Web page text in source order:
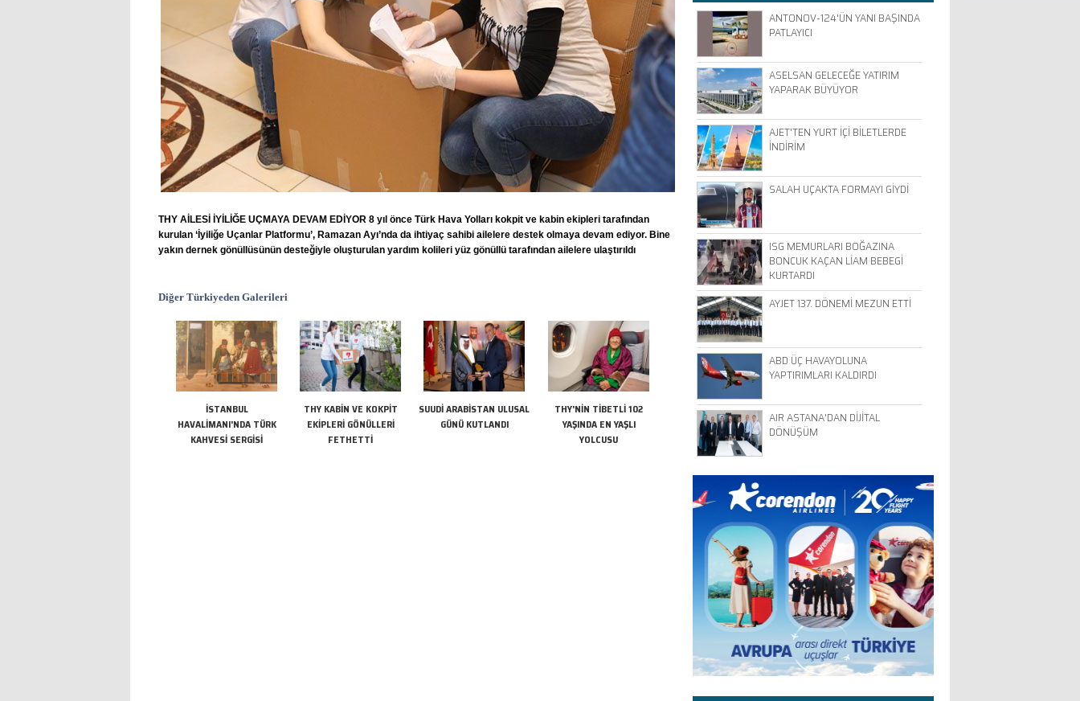
THY AİLESİ İYİLİĞE UÇMAYA DEVAM EDİYOR 8 yıl önce Türk Hava Yolları kokpit ve kabin ekipleri tarafından
kurulan ‘İyiliğe Uçanlar Platformu’, Ramazan Ayı’nda da ihtiyaç sahibi ailelere destek olmaya devam ediyor. Bine
yakın dernek gönüllüsünün desteğiyle oluşturulan yardım kolileri yüz gönüllü tarafından ailelere ulaştırıldı
Diğer Türkiyeden Galerileri
İSTANBUL
HAVALİMANI'NDA TÜRK
KAHVESİ SERGİSİ
THY KABİN VE KOKPİT
EKİPLERİ GÖNÜLLERİ
FETHETTİ
SUUDİ ARABİSTAN ULUSAL
GÜNÜ KUTLANDI
THY'NİN TİBETLİ 102
YAŞINDA EN YAŞLI
YOLCUSU
ANTONOV-124'ÜN YANI BAŞINDA
PATLAYICI
ASELSAN GELECEĞE YATIRIM
YAPARAK BÜYÜYOR
AJET'TEN YURT İÇİ BİLETLERDE
İNDİRİM
SALAH UÇAKTA FORMAYI GİYDİ
ISG MEMURLARI BOĞAZINA
BONCUK KAÇAN LİAM BEBEGİ
KURTARDI
AYJET 137. DÖNEMİ MEZUN ETTİ
ABD ÜÇ HAVAYOLUNA
YAPTIRIMLARI KALDIRDI
AIR ASTANA'DAN DİJİTAL
DÖNÜŞÜM